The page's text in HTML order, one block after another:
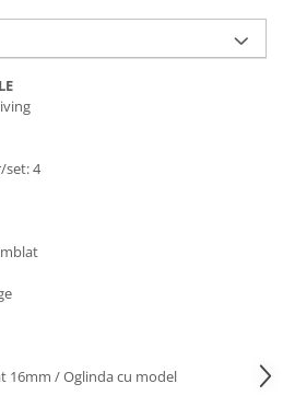
set: 4
16mm / Oglinda cu model